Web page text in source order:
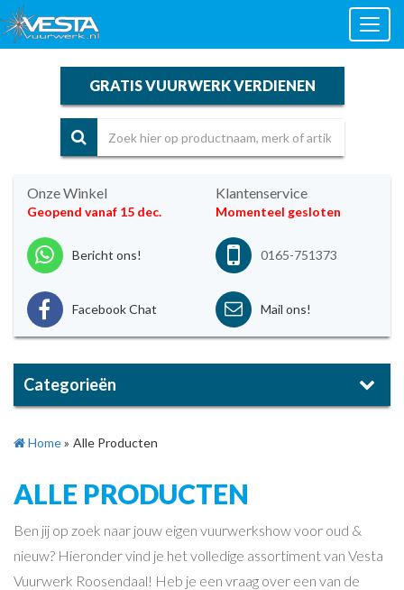
GRATIS VUURWERK VERDIENEN
Onze Winkel
Geopend vanaf 15 dec.
Klantenservice
Momenteel gesloten
Bericht ons! 0165-751373
Facebook Chat Mail ons!
Categorieën
Home» Alle Producten
ALLE PRODUCTEN
Ben jij op zoek naar jouw eigen vuurwerkshow voor oud &
nieuw? Hieronder vind je het volledige assortiment van Vesta
Vuurwerk Roosendaal! Heb je een vraag over een van de